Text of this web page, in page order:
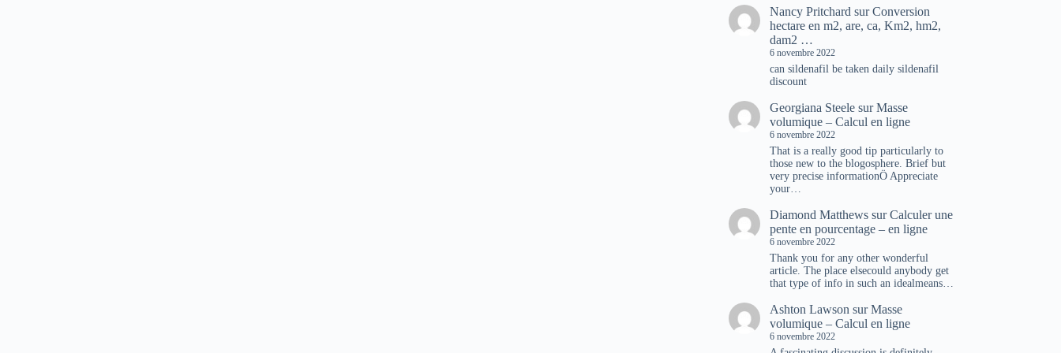
Nancy Pritchard surConversion
hectare en m2, are, ca, Km2, hm2,
dam2 …
6 novembre 2022
can sildenafil be taken daily sildenafil
discount
Georgiana Steele surMasse
volumique – Calcul en ligne
6 novembre 2022
That is a really good tip particularly to
those new to the blogosphere. Brief but
very precise informationÖ Appreciate
your…
Diamond Matthews surCalculer une
pente en pourcentage – en ligne
6 novembre 2022
Thank you for any other wonderful
article. The place elsecould anybody get
that type of info in such an idealmeans…
Ashton Lawson surMasse
volumique – Calcul en ligne
6 novembre 2022